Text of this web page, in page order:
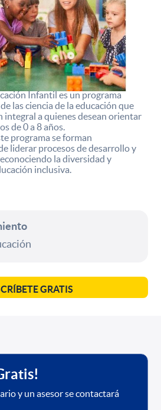
Infantil es un programa
las ciencia de la educación que
a quienes desean orientar
de 0 a 8 años.
programa se forman
liderar procesos de desarrollo y
la diversidad y
inclusiva.
GRATIS
y un asesor se contactará